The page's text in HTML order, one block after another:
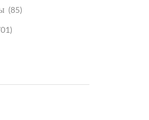
(85)